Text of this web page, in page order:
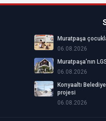
Muratpaşa
06.08.2026
Muratpaşa’nın
06.08.2026
Konyaaltı
projesi
06.08.2026